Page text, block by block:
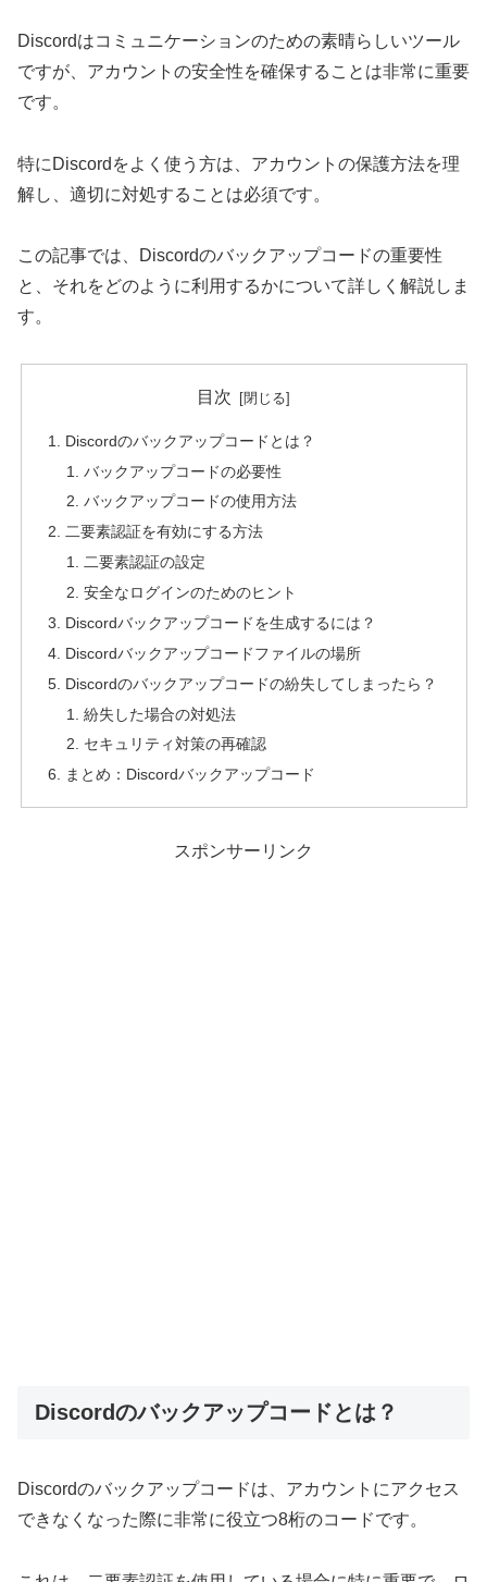
Discordはコミュニケーションのための素晴らしいツール
ですが、アカウントの安全性を確保することは非常に重要
です。
特にDiscordをよく使う方は、アカウントの保護方法を理
解し、適切に対処することは必須です。
この記事では、Discordのバックアップコードの重要性
と、それをどのように利用するかについて詳しく解説しま
す。
目次
Discordのバックアップコードとは？
バックアップコードの必要性
バックアップコードの使用方法
二要素認証を有効にする方法
二要素認証の設定
安全なログインのためのヒント
Discordバックアップコードを生成するには？
Discordバックアップコードファイルの場所
Discordのバックアップコードの紛失してしまったら？
紛失した場合の対処法
セキュリティ対策の再確認
まとめ：Discordバックアップコード
スポンサーリンク
Discordのバックアップコードとは？
Discordのバックアップコードは、アカウントにアクセス
できなくなった際に非常に役立つ8桁のコードです。